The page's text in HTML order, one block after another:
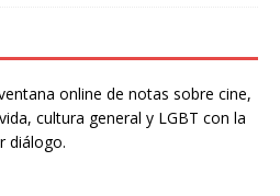
online de notas sobre cine,
cultura general y LGBT con la
diálogo.